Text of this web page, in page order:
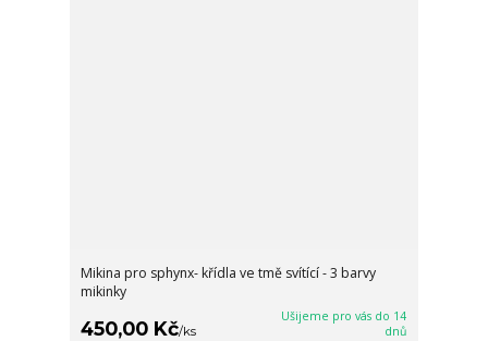
Mikina pro sphynx- křídla ve tmě svítící - 3 barvy
mikinky
450,00 Kč/ks
Ušijeme pro vás do 14
dnů